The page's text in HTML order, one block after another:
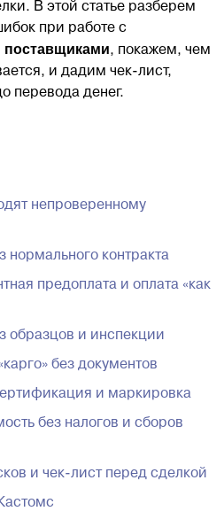
ЗВОНОК
ВХОД
В этой статье разберем
при работе с
, покажем, чем
и дадим чек-лист,
перевода денег.
непроверенному
контракта
предоплата и оплата «как
образцов и инспекции
без документов
и маркировка
без налогов и сборов
и чек-лист перед сделкой